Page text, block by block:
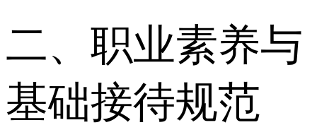
二、职业素养与
基础接待规范